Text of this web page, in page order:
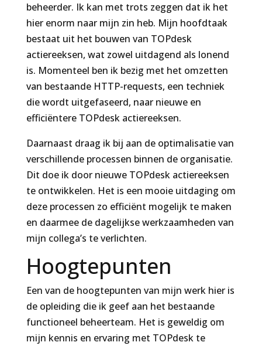
beheerder. Ik kan met trots zeggen dat ik het
hier enorm naar mijn zin heb. Mijn hoofdtaak
bestaat uit het bouwen van TOPdesk
actiereeksen, wat zowel uitdagend als lonend
is. Momenteel ben ik bezig met het omzetten
van bestaande HTTP-requests, een techniek
die wordt uitgefaseerd, naar nieuwe en
efficiëntere TOPdesk actiereeksen.
Daarnaast draag ik bij aan de optimalisatie van
verschillende processen binnen de organisatie.
Dit doe ik door nieuwe TOPdesk actiereeksen
te ontwikkelen. Het is een mooie uitdaging om
deze processen zo efficiënt mogelijk te maken
en daarmee de dagelijkse werkzaamheden van
mijn collega’s te verlichten.
Hoogtepunten
Een van de hoogtepunten van mijn werk hier is
de opleiding die ik geef aan het bestaande
functioneel beheerteam. Het is geweldig om
mijn kennis en ervaring met TOPdesk te